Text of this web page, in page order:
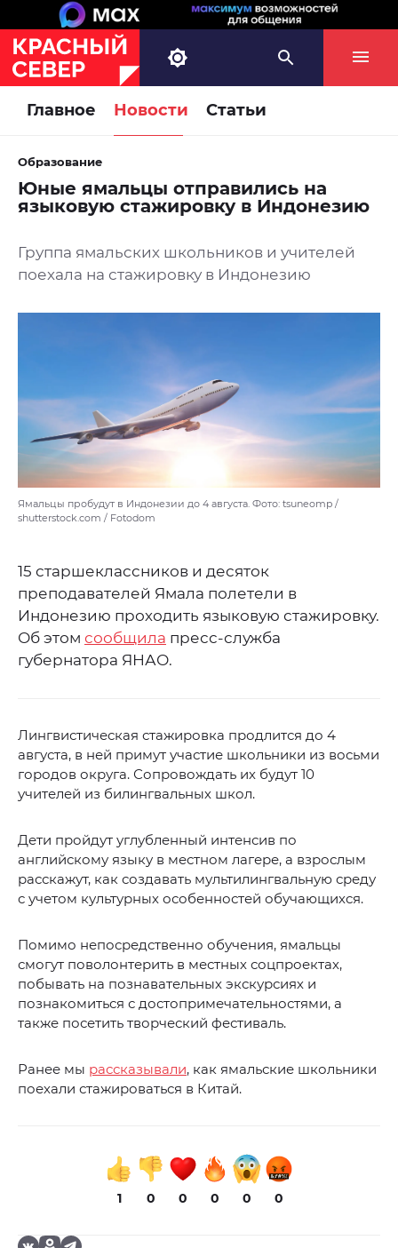
Главное Новости Статьи
Образование
Юные ямальцы отправились на
языковую стажировку в Индонезию
Группа ямальских школьников и учителей
поехала на стажировку в Индонезию
Ямальцы пробудут в Индонезии до 4 августа. Фото: tsuneomp /
shutterstock.com / Fotodom
15 старшеклассников и десяток
преподавателей Ямала полетели в
Индонезию проходить языковую стажировку.
Об этом сообщила пресс-служба
губернатора ЯНАО.
Лингвистическая стажировка продлится до 4
августа, в ней примут участие школьники из восьми
городов округа. Сопровождать их будут 10
учителей из билингвальных школ.
Дети пройдут углубленный интенсив по
английскому языку в местном лагере, а взрослым
расскажут, как создавать мультилингвальную среду
с учетом культурных особенностей обучающихся.
Помимо непосредственно обучения, ямальцы
смогут поволонтерить в местных соцпроектах,
побывать на познавательных экскурсиях и
познакомиться с достопримечательностями, а
также посетить творческий фестиваль.
Ранее мы рассказывали, как ямальские школьники
поехали стажироваться в Китай.
1 0 0 0 0 0